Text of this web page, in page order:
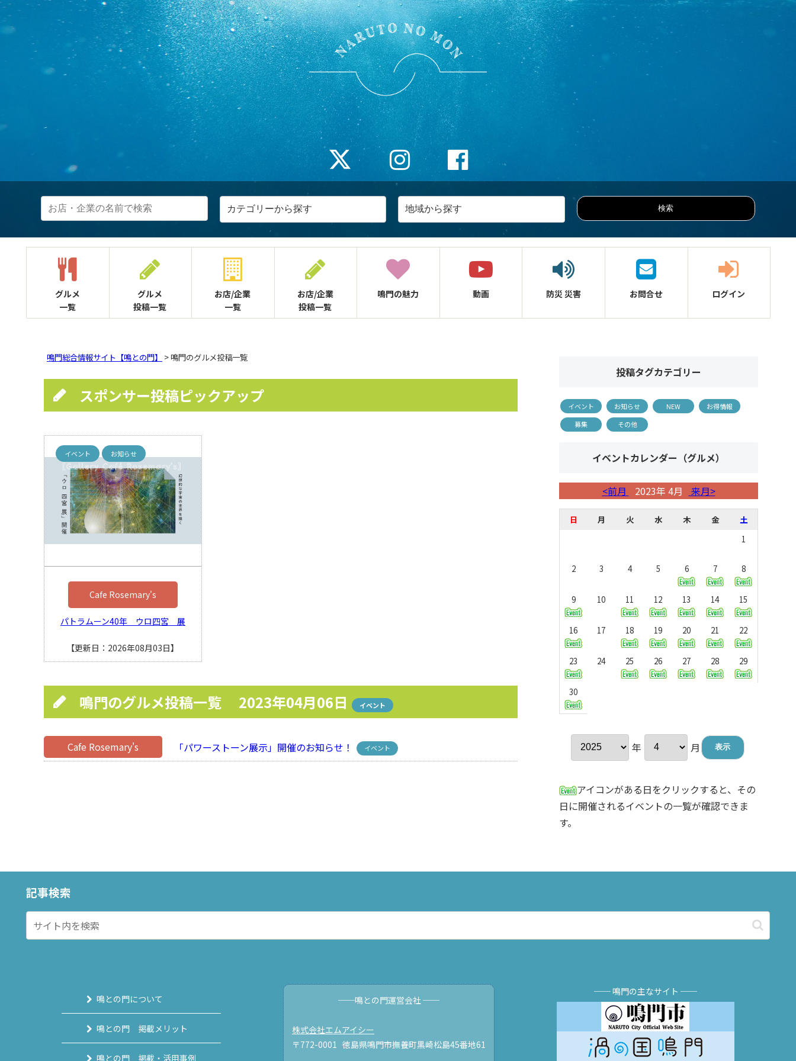
グルメ
一覧
グルメ
投稿一覧
お店/企業
一覧
お店/企業
投稿一覧
鳴門の魅力 動画 防災災害 お問合せ ログイン
鳴門総合情報サイト【鳴との門】 > 鳴門のグルメ投稿一覧
スポンサー投稿ピックアップ
イベント お知らせ
Cafe Rosemary's
パトラムーン40年 ウロ四宮 展
【更新日：2026年08月03日】
鳴門のグルメ投稿一覧 2023年04月06日 イベント
Cafe Rosemary's 「パワーストーン展示」開催のお知らせ！ イベント
投稿タグカテゴリー
イベント お知らせ NEW
お得情報
募集
その他
イベントカレンダー（グルメ）
<前月 2023年 4月 来月>
日 月 火 水 木 金
土
1
2 3 4 5 6 7 8
9 10 11 12 13 14 15
16 17 18 19 20 21 22
23 24 25 26 27 28 29
30
年 月
アイコンがある日をクリックすると、その
日に開催されるイベントの一覧が確認できま
す。
記事検索
鳴との門について
鳴との門 掲載メリット
鳴との門 掲載・活用事例
──鳴との門運営会社 ──
株式会社エムアイシー
〒772-0001 徳島県鳴門市撫養町黒崎松島45番地61
── 鳴門の主なサイト ──